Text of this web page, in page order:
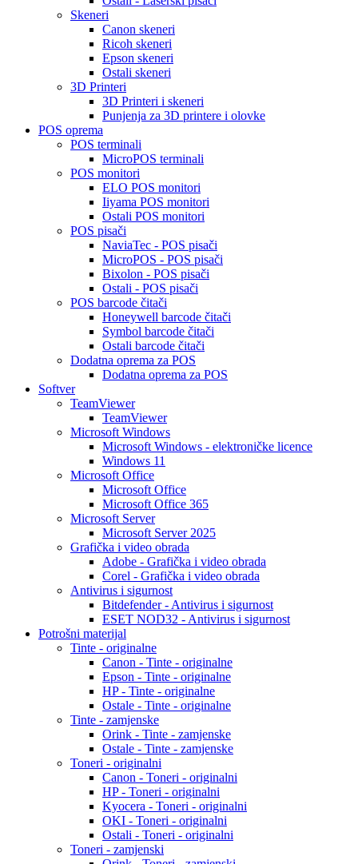
Skeneri
Canon skeneri
Ricoh skeneri
Epson skeneri
Ostali skeneri
3D Printeri
3D Printeri i skeneri
Punjenja za 3D printere i olovke
POS oprema
POS terminali
MicroPOS terminali
POS monitori
ELO POS monitori
Iiyama POS monitori
Ostali POS monitori
POS pisači
NaviaTec - POS pisači
MicroPOS - POS pisači
Bixolon - POS pisači
Ostali - POS pisači
POS barcode čitači
Honeywell barcode čitači
Symbol barcode čitači
Ostali barcode čitači
Dodatna oprema za POS
Dodatna oprema za POS
Softver
TeamViewer
TeamViewer
Microsoft Windows
Microsoft Windows - elektroničke licence
Windows 11
Microsoft Office
Microsoft Office
Microsoft Office 365
Microsoft Server
Microsoft Server 2025
Grafička i video obrada
Adobe - Grafička i video obrada
Corel - Grafička i video obrada
Antivirus i sigurnost
Bitdefender - Antivirus i sigurnost
ESET NOD32 - Antivirus i sigurnost
Potrošni materijal
Tinte - originalne
Canon - Tinte - originalne
Epson - Tinte - originalne
HP - Tinte - originalne
Ostale - Tinte - originalne
Tinte - zamjenske
Orink - Tinte - zamjenske
Ostale - Tinte - zamjenske
Toneri - originalni
Canon - Toneri - originalni
HP - Toneri - originalni
Kyocera - Toneri - originalni
OKI - Toneri - originalni
Ostali - Toneri - originalni
Toneri - zamjenski